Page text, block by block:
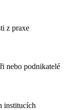
z praxe
nebo podnikatelé
institucích